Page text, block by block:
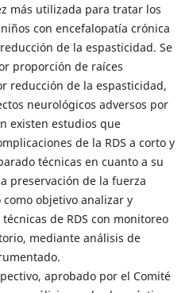
más utilizada para tratar los
con encefalopatía crónica
de la espasticidad. Se
proporción de raíces
reducción de la espasticidad,
neurológicos adversos por
existen estudios que
de la RDS a corto y
técnicas en cuanto a su
preservación de la fuerza
objetivo analizar y
de RDS con monitoreo
mediante análisis de
aprobado por el Comité